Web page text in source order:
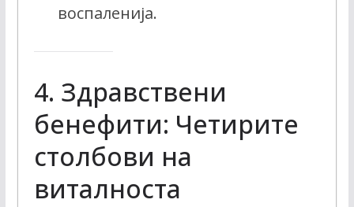
воспаленија.
4. Здравствени
бенефити: Четирите
столбови на
виталноста